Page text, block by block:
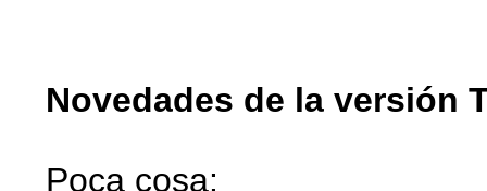
Novedades de la versión
Poca cosa: